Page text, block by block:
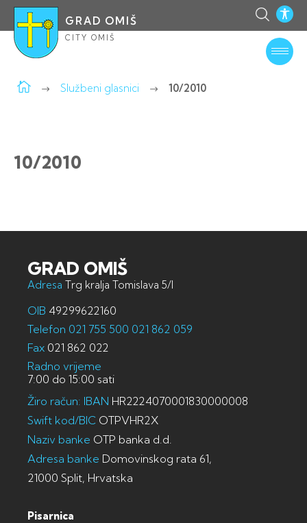
GRAD OMIŠ
CITY OMIŠ
Službeni glasnici 10/2010
10/2010
GRAD OMIŠ
Adresa Trg kralja Tomislava 5/I
OIB 49299622160
Telefon 021 755 500 021 862 059
Fax 021 862 022
Radno vrijeme
7:00 do 15:00 sati
Žiro račun: IBAN HR2224070001830000008
Swift kod/BIC OTPVHR2X
Naziv banke OTP banka d.d.
Adresa banke Domovinskog rata 61,
21000 Split, Hrvatska
Pisarnica